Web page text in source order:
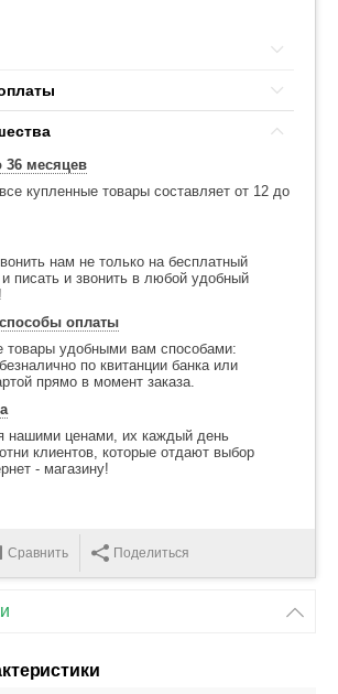
36 месяцев
купленные товары составляет от 12 до
нам не только на бесплатный
писать и звонить в любой удобный
оплаты
товары удобными вам способами:
по квитанции банка или
прямо в момент заказа.
нашими ценами, их каждый день
клиентов, которые отдают выбор
- магазину!
Сравнить Поделиться